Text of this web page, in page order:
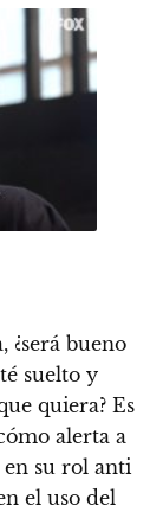
¿será bueno
suelto y
quiera? Es
alerta a
su rol anti
el uso del